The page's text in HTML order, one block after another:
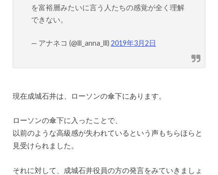
を富裕層みたいに言う人たちの感覚が全く理解
できない。
— アナネコ (@lll_anna_lll) 2019年3月2日
現在成城石井は、ローソンの傘下にあります。
ローソンの傘下に入ったことで、
以前のような高級感が失われているという声もちらほらと
見受けられました。
それに対して、成城石井役員の方の発言をみていきましょ